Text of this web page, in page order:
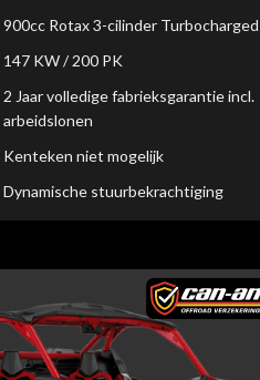
900cc Rotax 3-cilinder Turbocharged
147 KW / 200 PK
2 Jaar volledige fabrieksgarantie incl.
arbeidslonen
Kenteken niet mogelijk
Dynamische stuurbekrachtiging